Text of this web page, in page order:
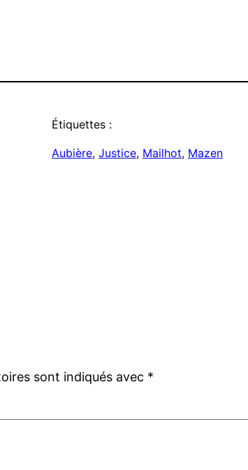
Étiquettes :
Aubière, Justice, Mailhot, Mazen
sont indiqués avec *